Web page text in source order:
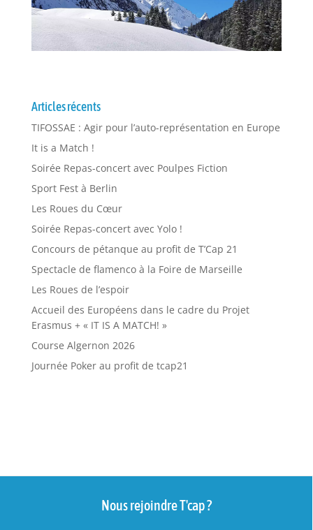
Articles récents
TIFOSSAE : Agir pour l’auto-représentation en Europe
It is a Match !
Soirée Repas-concert avec Poulpes Fiction
Sport Fest à Berlin
Les Roues du Cœur
Soirée Repas-concert avec Yolo !
Concours de pétanque au profit de T’Cap 21
Spectacle de flamenco à la Foire de Marseille
Les Roues de l’espoir
Accueil des Européens dans le cadre du Projet
Erasmus + « IT IS A MATCH! »
Course Algernon 2026
Journée Poker au profit de tcap21
Nous rejoindre T'cap ?